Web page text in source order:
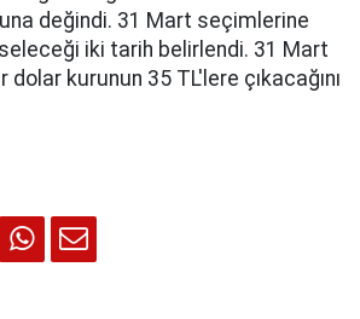
değindi. 31 Mart seçimlerine
iki tarih belirlendi. 31 Mart
kurunun 35 TL'lere çıkacağını